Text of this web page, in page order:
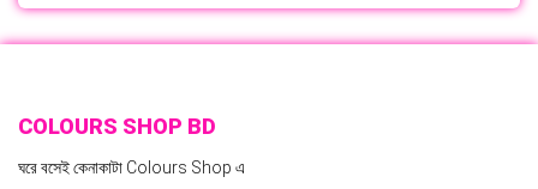
COLOURS SHOP BD
ঘরে বসেই কেনাকাটা Colours Shop এ